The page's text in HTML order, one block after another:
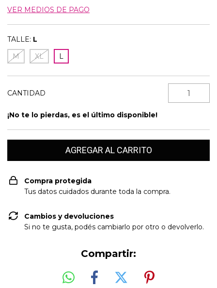
VER MEDIOS DE PAGO
TALLE: L
M
XL L
CANTIDAD
¡No te lo pierdas, es el último disponible!
Compra protegida
Tus datos cuidados durante toda la compra.
Cambios y devoluciones
Si no te gusta, podés cambiarlo por otro o devolverlo.
Compartir: